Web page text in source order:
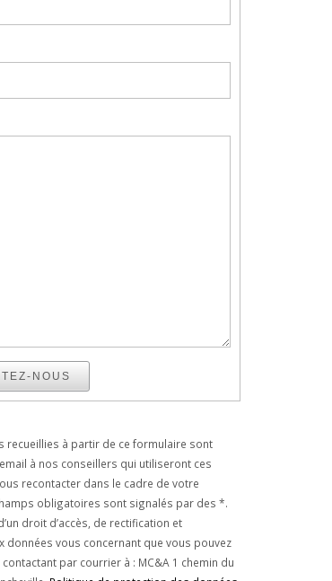
NOUS
recueillies à partir de ce formulaire sont
à nos conseillers qui utiliseront ces
recontacter dans le cadre de votre
obligatoires sont signalés par des *.
droit d’accès, de rectification et
données vous concernant que vous pouvez
par courrier à : MC&A 1 chemin du